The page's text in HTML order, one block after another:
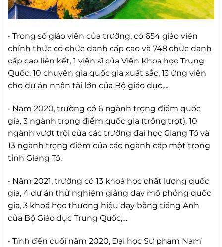
• Trong số giáo viên của trường, có 654 giáo viên
chính thức có chức danh cấp cao và 748 chức danh
cấp cao liên kết, 1 viện sĩ của Viện Khoa học Trung
Quốc, 10 chuyên gia quốc gia xuất sắc, 13 ứng viên
cho dự án nhân tài lớn của Bộ giáo dục,…
• Năm 2020, trường có 6 ngành trọng điểm quốc
gia, 3 ngành trọng điểm quốc gia (trồng trọt), 10
ngành vượt trội của các trường đại học Giang Tô và
13 ngành trọng điểm của các ngành cấp một trong
tỉnh Giang Tô.
• Năm 2021, trường có 13 khoá học chất lượng quốc
gia, 4 dự án thử nghiệm giảng dạy mô phỏng quốc
gia, 3 khoá học thương hiệu dạy bằng tiếng Anh
của Bộ Giáo dục Trung Quốc,…
• Tính đến cuối năm 2020, Đại học Sư phạm Nam